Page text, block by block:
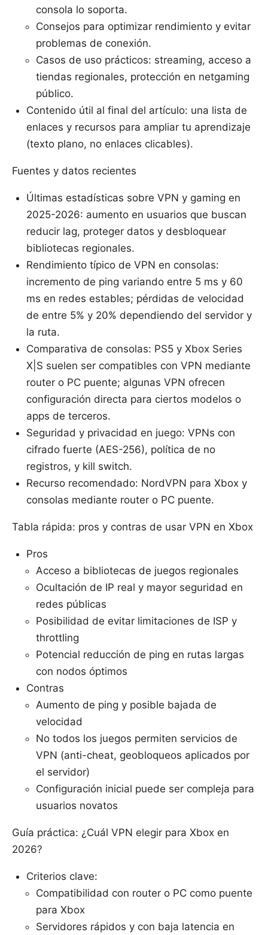
consola lo soporta.
Consejos para optimizar rendimiento y evitar
problemas de conexión.
Casos de uso prácticos: streaming, acceso a
tiendas regionales, protección en netgaming
público.
Contenido útil al final del artículo: una lista de
enlaces y recursos para ampliar tu aprendizaje
(texto plano, no enlaces clicables).
Fuentes y datos recientes
Últimas estadísticas sobre VPN y gaming en
2025-2026: aumento en usuarios que buscan
reducir lag, proteger datos y desbloquear
bibliotecas regionales.
Rendimiento típico de VPN en consolas:
incremento de ping variando entre 5 ms y 60
ms en redes estables; pérdidas de velocidad
de entre 5% y 20% dependiendo del servidor y
la ruta.
Comparativa de consolas: PS5 y Xbox Series
X|S suelen ser compatibles con VPN mediante
router o PC puente; algunas VPN ofrecen
configuración directa para ciertos modelos o
apps de terceros.
Seguridad y privacidad en juego: VPNs con
cifrado fuerte (AES-256), política de no
registros, y kill switch.
Recurso recomendado: NordVPN para Xbox y
consolas mediante router o PC puente.
Tabla rápida: pros y contras de usar VPN en Xbox
Pros
Acceso a bibliotecas de juegos regionales
Ocultación de IP real y mayor seguridad en
redes públicas
Posibilidad de evitar limitaciones de ISP y
throttling
Potencial reducción de ping en rutas largas
con nodos óptimos
Contras
Aumento de ping y posible bajada de
velocidad
No todos los juegos permiten servicios de
VPN (anti-cheat, geobloqueos aplicados por
el servidor)
Configuración inicial puede ser compleja para
usuarios novatos
Guía práctica: ¿Cuál VPN elegir para Xbox en
2026?
Criterios clave:
Compatibilidad con router o PC como puente
para Xbox
Servidores rápidos y con baja latencia en